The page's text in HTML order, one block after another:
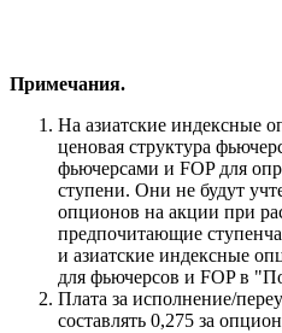
Примечания.
На азиатские индексные
ценовая структура
фьючерсами и FOP для
ступени. Они не будут
опционов на акции при
предпочитающие
и азиатские индексные
для фьючерсов и FOP в
Плата за исполнение/
составлять 0,275 за